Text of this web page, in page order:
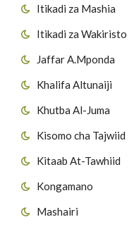
Itikadi za Mashia
Itikadi za Wakiristo
Jaffar A.Mponda
Khalifa Altunaiji
Khutba Al-Juma
Kisomo cha Tajwiid
Kitaab At-Tawhiid
Kongamano
Mashairi